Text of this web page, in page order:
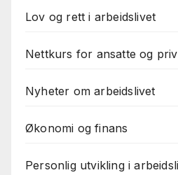
Lov og rett i arbeidslivet
Nettkurs for ansatte og
Nyheter om arbeidslivet
Økonomi og finans
Personlig utvikling i